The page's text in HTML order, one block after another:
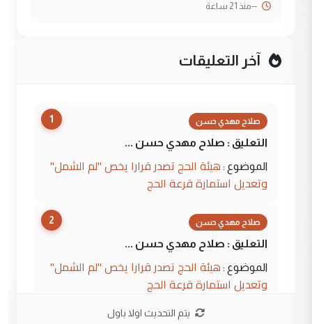
--منذ 21 ساعة
آخر التعليقات
1 صلاح مهدي حسن
التعليق : صلاح مهدي حسن ...
الموضوع : هيئة الحج تصدر قرارا يخص "لم الشمل"
وتعديل استمارة قرعة الحج
2 صلاح مهدي حسن
التعليق : صلاح مهدي حسن ...
الموضوع : هيئة الحج تصدر قرارا يخص "لم الشمل"
وتعديل استمارة قرعة الحج
يتم التحديث اولا باول